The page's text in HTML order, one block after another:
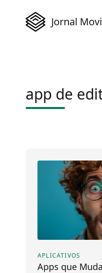
Jornal
app de
APLICATIVOS
Apps que